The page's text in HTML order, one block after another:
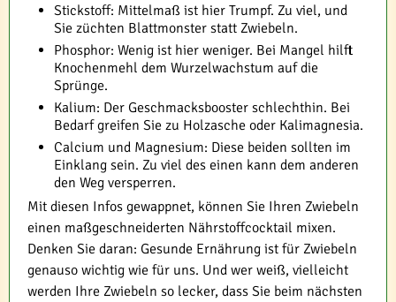
Stickstoff: Mittelmaß ist hier Trumpf. Zu viel, und
Sie züchten Blattmonster statt Zwiebeln.
Phosphor: Wenig ist hier weniger. Bei Mangel hilft
Knochenmehl dem Wurzelwachstum auf die
Sprünge.
Kalium: Der Geschmacksbooster schlechthin. Bei
Bedarf greifen Sie zu Holzasche oder Kalimagnesia.
Calcium und Magnesium: Diese beiden sollten im
Einklang sein. Zu viel des einen kann dem anderen
den Weg versperren.
Mit diesen Infos gewappnet, können Sie Ihren Zwiebeln
einen maßgeschneiderten Nährstoffcocktail mixen.
Denken Sie daran: Gesunde Ernährung ist für Zwiebeln
genauso wichtig wie für uns. Und wer weiß, vielleicht
werden Ihre Zwiebeln so lecker, dass Sie beim nächsten